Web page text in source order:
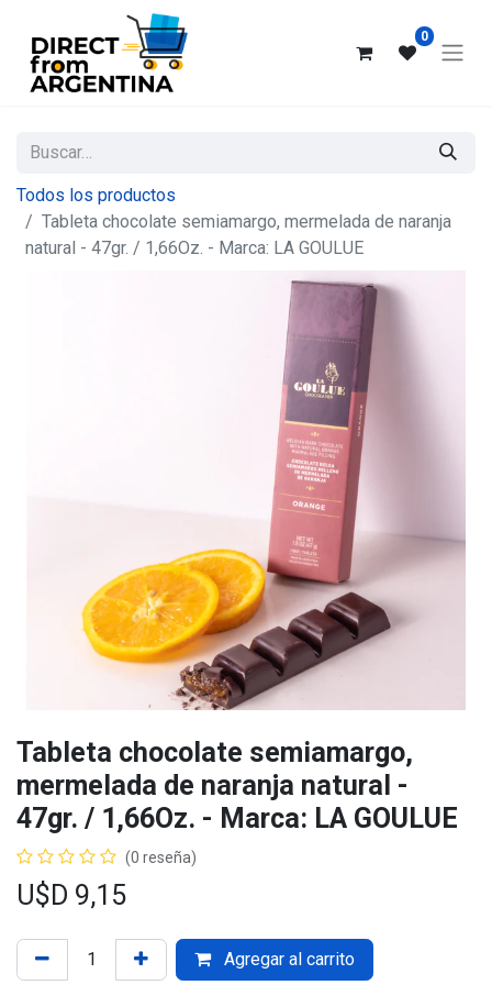
0
Todos los productos
Tableta chocolate semiamargo, mermelada de naranja
natural - 47gr. / 1,66Oz. - Marca: LA GOULUE
Tableta chocolate semiamargo,
mermelada de naranja natural -
47gr. / 1,66Oz. - Marca: LA GOULUE
(0 reseña)
U$D 9,15
Agregar al carrito